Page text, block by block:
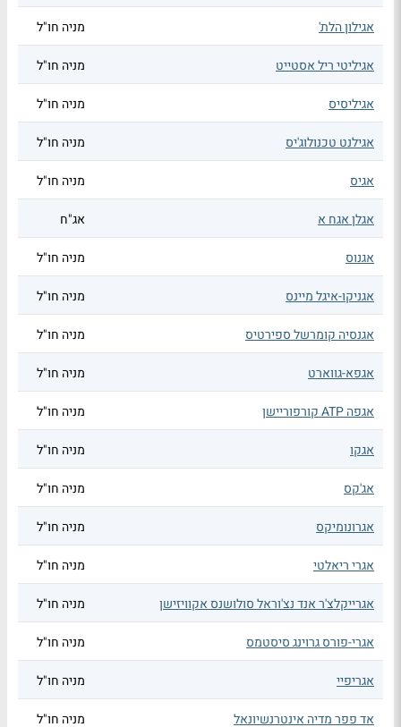
אגילון הלת' מניה חו"ל
אגיליטי ריל אסטייט מניה חו"ל
אגיליסיס מניה חו"ל
אגילנט טכנולוג'יס מניה חו"ל
אגיס מניה חו"ל
אגלן אגח א אג"ח
אגנוס מניה חו"ל
אגניקו-איגל מיינס מניה חו"ל
אגנסיה קומרשל ספירטיס מניה חו"ל
אגפא-גווארט מניה חו"ל
אגפה ATP קורפוריישן מניה חו"ל
אגקו מניה חו"ל
אג'קס מניה חו"ל
אגרונומיקס מניה חו"ל
אגרי ריאלטי מניה חו"ל
אגרייקלצ'ר אנד נצ'וראל סולושנס אקוויזישן מניה חו"ל
אגרי-פורס גרוינג סיסטמס מניה חו"ל
אגריפיי מניה חו"ל
אד פפר מדיה אינטרנשיונאל מניה חו"ל